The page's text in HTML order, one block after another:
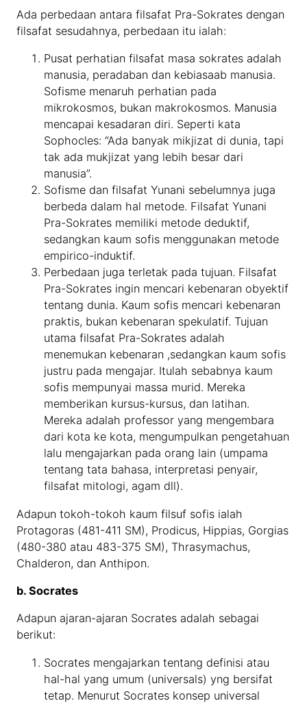
Ada perbedaan antara filsafat Pra-Sokrates dengan
filsafat sesudahnya, perbedaan itu ialah:
Pusat perhatian filsafat masa sokrates adalah
manusia, peradaban dan kebiasaab manusia.
Sofisme menaruh perhatian pada
mikrokosmos, bukan makrokosmos. Manusia
mencapai kesadaran diri. Seperti kata
Sophocles: “Ada banyak mikjizat di dunia, tapi
tak ada mukjizat yang lebih besar dari
manusia”.
Sofisme dan filsafat Yunani sebelumnya juga
berbeda dalam hal metode. Filsafat Yunani
Pra-Sokrates memiliki metode deduktif,
sedangkan kaum sofis menggunakan metode
empirico-induktif.
Perbedaan juga terletak pada tujuan. Filsafat
Pra-Sokrates ingin mencari kebenaran obyektif
tentang dunia. Kaum sofis mencari kebenaran
praktis, bukan kebenaran spekulatif. Tujuan
utama filsafat Pra-Sokrates adalah
menemukan kebenaran ,sedangkan kaum sofis
justru pada mengajar. Itulah sebabnya kaum
sofis mempunyai massa murid. Mereka
memberikan kursus-kursus, dan latihan.
Mereka adalah professor yang mengembara
dari kota ke kota, mengumpulkan pengetahuan
lalu mengajarkan pada orang lain (umpama
tentang tata bahasa, interpretasi penyair,
filsafat mitologi, agam dll).
Adapun tokoh-tokoh kaum filsuf sofis ialah
Protagoras (481-411 SM), Prodicus, Hippias, Gorgias
(480-380 atau 483-375 SM), Thrasymachus,
Chalderon, dan Anthipon.
b. Socrates
Adapun ajaran-ajaran Socrates adalah sebagai
berikut:
Socrates mengajarkan tentang definisi atau
hal-hal yang umum (universals) yng bersifat
tetap. Menurut Socrates konsep universal